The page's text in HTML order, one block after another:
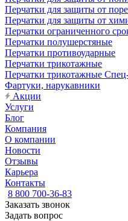
Перчатки для защиты от
Перчатки для защиты от
Перчатки ограниченного
Перчатки полушерстяные
Перчатки противоударные
Перчатки трикотажные
Перчатки трикотажные
Фартуки, нарукавники
Акции
Услуги
Блог
Компания
О компании
Новости
Отзывы
Карьера
Контакты
8 800 700-36-83
Заказать звонок
Задать вопрос